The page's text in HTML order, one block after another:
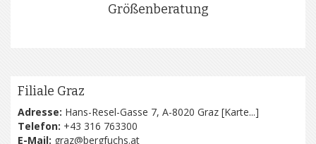
Größenberatung
Filiale Graz
Adresse: Hans-Resel-Gasse 7, A-8020 Graz [Karte...]
Telefon: +43 316 763300
E-Mail: graz@bergfuchs.at